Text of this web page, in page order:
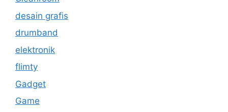
desain grafis
drumband
elektronik
flimty
Gadget
Game